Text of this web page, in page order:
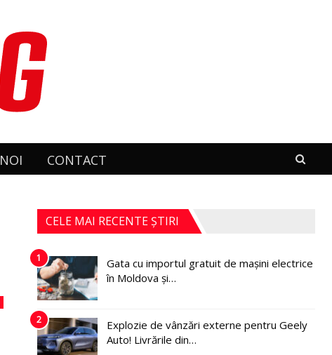
CONTACT
CELE MAI RECENTE ȘTIRI
1
Gata cu importul gratuit de mașini electrice
în Moldova și…
2
Explozie de vânzări externe pentru Geely
Auto! Livrările din…